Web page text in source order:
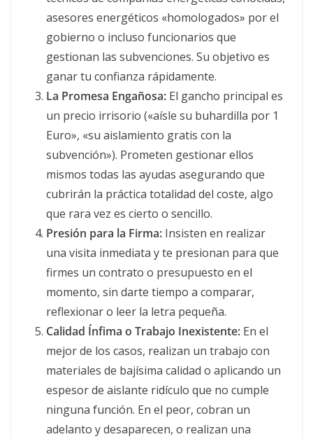
asesores energéticos «homologados» por el
gobierno o incluso funcionarios que
gestionan las subvenciones. Su objetivo es
ganar tu confianza rápidamente.
La Promesa Engañosa: El gancho principal es
un precio irrisorio («aísle su buhardilla por 1
Euro», «su aislamiento gratis con la
subvención»). Prometen gestionar ellos
mismos todas las ayudas asegurando que
cubrirán la práctica totalidad del coste, algo
que rara vez es cierto o sencillo.
Presión para la Firma: Insisten en realizar
una visita inmediata y te presionan para que
firmes un contrato o presupuesto en el
momento, sin darte tiempo a comparar,
reflexionar o leer la letra pequeña.
Calidad Ínfima o Trabajo Inexistente: En el
mejor de los casos, realizan un trabajo con
materiales de bajísima calidad o aplicando un
espesor de aislante ridículo que no cumple
ninguna función. En el peor, cobran un
adelanto y desaparecen, o realizan una